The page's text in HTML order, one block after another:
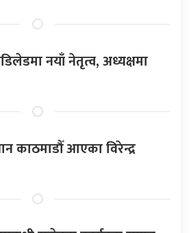
नयाँ नेतृत्व, अध्यक्षमा
काठमाडौँ आएका विरेन्द्र